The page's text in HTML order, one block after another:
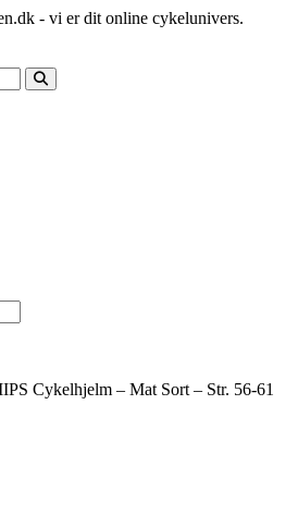
- vi er dit online cykelunivers.
Cykelhjelm – Mat Sort – Str. 56-61